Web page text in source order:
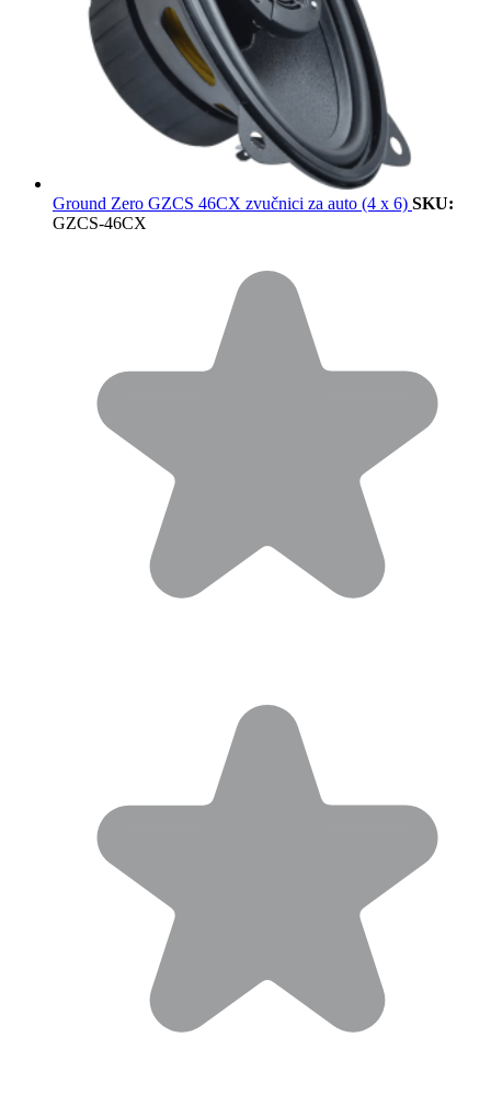
Ground Zero GZCS 46CX zvučnici za auto (4 x 6) SKU:
GZCS-46CX